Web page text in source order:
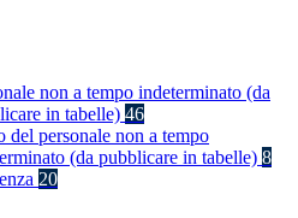
non a tempo indeterminato (da
in tabelle) 46
del personale non a tempo
(da pubblicare in tabelle) 8
20